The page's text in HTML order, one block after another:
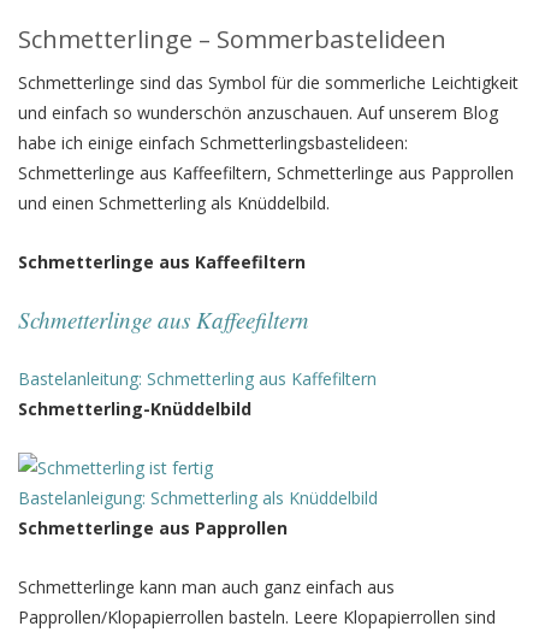
Schmetterlinge – Sommerbastelideen
Schmetterlinge sind das Symbol für die sommerliche Leichtigkeit
und einfach so wunderschön anzuschauen. Auf unserem Blog
habe ich einige einfach Schmetterlingsbastelideen:
Schmetterlinge aus Kaffeefiltern, Schmetterlinge aus Papprollen
und einen Schmetterling als Knüddelbild.
Schmetterlinge aus Kaffeefiltern
Schmetterlinge aus Kaffeefiltern
Bastelanleitung: Schmetterling aus Kaffefiltern
Schmetterling-Knüddelbild
Bastelanleigung: Schmetterling als Knüddelbild
Schmetterlinge aus Papprollen
Schmetterlinge kann man auch ganz einfach aus
Papprollen/Klopapierrollen basteln. Leere Klopapierrollen sind